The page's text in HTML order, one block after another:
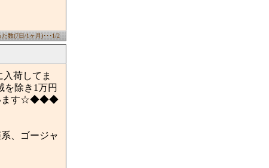
数(7日/1ヶ月)･･･1/2
荷してま
を除き1万円
います☆◆◆◆
、ゴージャ